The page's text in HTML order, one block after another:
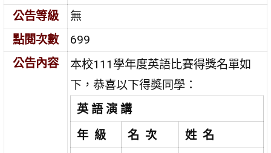
公告等級
無
點閱次數
699
公告內容
本校111學年度英語比賽得獎名單如
下，恭喜以下得獎同學：
英 語 演 講
年 級
名 次 姓 名